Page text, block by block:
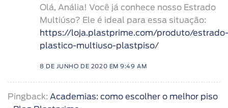
Olá, Anália! Você já conhece nosso Estrado
Multiúso? Ele é ideal para essa situação:
https://loja.plastprime.com/produto/estrado-
plastico-multiuso-plastpiso/
8 DE JUNHO DE 2020 EM 9:49 AM
Pingback: Academias: como escolher o melhor piso